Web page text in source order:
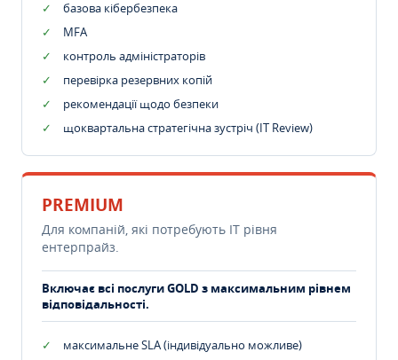
базова кібербезпека
MFA
контроль адміністраторів
перевірка резервних копій
рекомендації щодо безпеки
щоквартальна стратегічна зустріч (IT Review)
PREMIUM
Для компаній, які потребують ІТ рівня
ентерпрайз.
Включає всі послуги GOLD з максимальним рівнем
відповідальності.
максимальне SLA (індивідуально можливе)